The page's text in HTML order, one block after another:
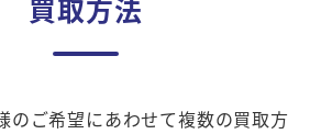
買取方法
のご希望にあわせて複数の買取方